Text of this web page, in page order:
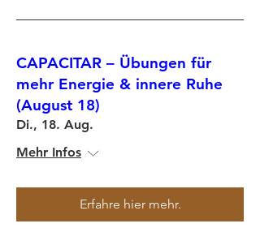
CAPACITAR – Übungen für
mehr Energie & innere Ruhe
(August 18)
Di., 18. Aug.
Mehr Infos
Erfahre hier mehr.